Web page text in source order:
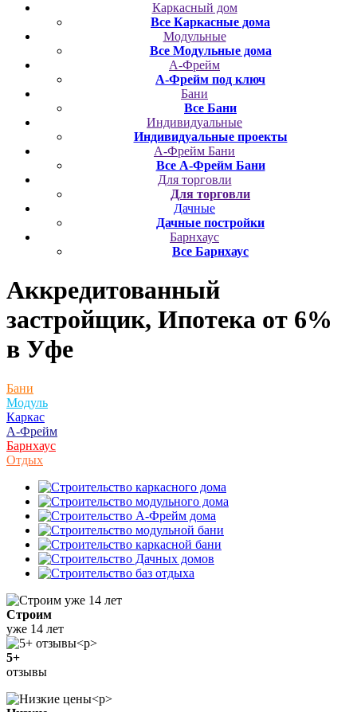
Каркасный дом
Все Каркасные дома
Модульные
Все Модульные дома
А-Фрейм
А-Фрейм под ключ
Бани
Все Бани
Индивидуальные
Индивидуальные проекты
А-Фрейм Бани
Все А-Фрейм Бани
Для торговли
Для торговли
Дачные
Дачные постройки
Барнхаус
Все Барнхаус
Аккредитованный
застройщик, Ипотека от 6%
в Уфе
Бани
Модуль
Каркас
А-Фрейм
Барнхаус
Отдых
Строим
уже 14 лет
5+
отзывы